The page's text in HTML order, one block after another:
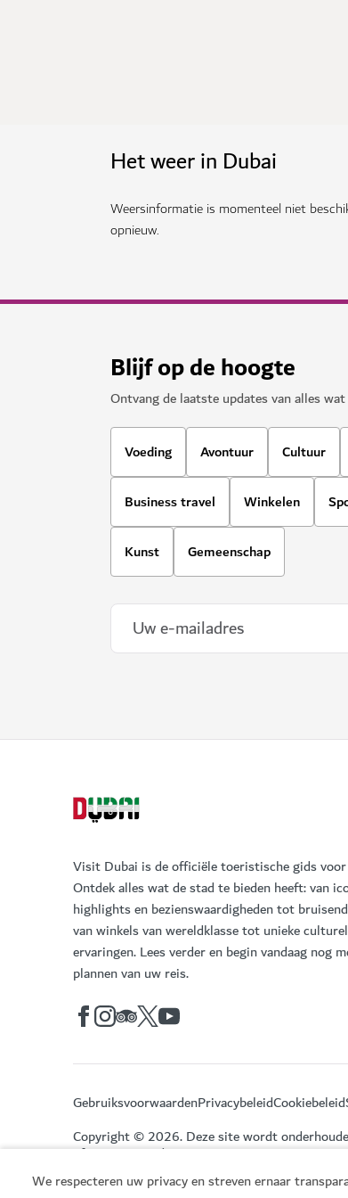
We respecteren uw privacy en streven ernaar
Het weer in Dubai
Weersinformatie is momenteel niet
opnieuw.
Blijf op de hoogte
Ontvang de laatste updates van alles
Voeding Avontuur Cultuur
Business travel Winkelen
Kunst Gemeenschap
Visit Dubai is de officiële toeristische gids
Ontdek alles wat de stad te bieden heeft: van
highlights en bezienswaardigheden tot
van winkels van wereldklasse tot unieke
ervaringen. Lees verder en begin vandaag nog
plannen van uw reis.
GebruiksvoorwaardenPrivacybeleidCookiebeleid
Copyright © 2026. Deze site wordt
of Economy and Tourism.